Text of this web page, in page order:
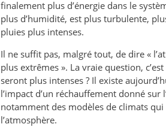
finalement plus d’énergie dans le
plus d’humidité, est plus turbulente,
pluies plus intenses.
Il ne suffit pas, malgré tout, de dire «
plus extrêmes ». La vraie question,
seront plus intenses ? Il existe
l’impact d’un réchauffement donné
notamment des modèles de climats
l’atmosphère.